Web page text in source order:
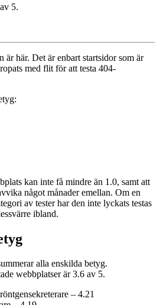
5.
är här. Det är enbart startsidor som är
med flit för att testa 404-
kan inte få mindre än 1.0, samt att
något månader emellan. Om en
av tester har den inte lyckats testas
ibland.
alla enskilda betyg.
webbplatser är 3.6 av 5.
– 4.21